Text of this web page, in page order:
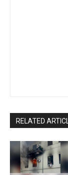
RELATED